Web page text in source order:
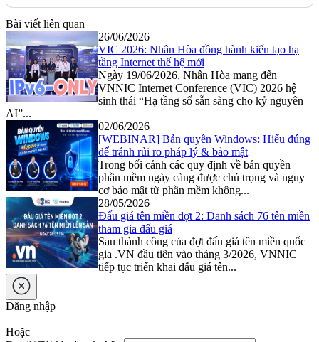
Bài viết liên quan
26/06/2026
VIC 2026: Nhân Hòa đồng hành kiến tạo hạ
tầng Internet thế hệ mới
Ngày 19/06/2026, Nhân Hòa mang đến
VNNIC Internet Conference (VIC) 2026 hệ
sinh thái “Hạ tầng số sẵn sàng cho kỷ nguyên
AI”...
02/06/2026
[WEBINAR] Bản quyền Windows: Hiểu đúng
để tránh rủi ro pháp lý & bảo mật
Trong bối cảnh các quy định về bản quyền
phần mềm ngày càng được chú trọng và nguy
cơ bảo mật từ phần mềm không...
28/05/2026
Đấu giá tên miền đợt 2: Danh sách 76 tên miền
tham gia đấu giá
Sau thành công của đợt đấu giá tên miền quốc
gia .VN đầu tiên vào tháng 3/2026, VNNIC
tiếp tục triển khai đấu giá tên...
Đăng nhập
Hoặc